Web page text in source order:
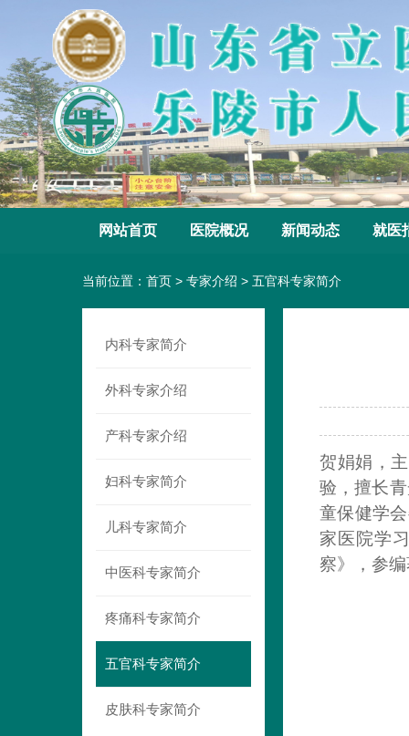
网站首页 医院概况 新闻动态 就医
当前位置： 首页 > 专家介绍 > 五官科专家简介
内科专家简介
外科专家介绍
产科专家介绍
妇科专家简介
儿科专家简介
中医科专家简介
疼痛科专家简介
五官科专家简介
皮肤科专家简介
贺娟娟，
验，擅长
童保健学
家医院学
察》，参